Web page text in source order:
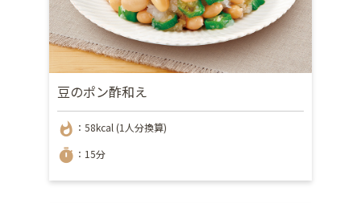
豆のポン酢和え
whatshot ：58kcal (1人分換算)
timer ：15分